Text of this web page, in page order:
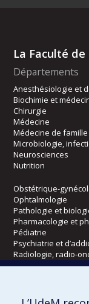
La Faculté
Départements
Anesthésiologie et
Biochimie et
Chirurgie
Médecine
Médecine de
Microbiologie,
Neurosciences
Nutrition
Obstétrique-
Ophtalmologie
Pathologie et
Pharmacologie et
Pédiatrie
Psychiatrie et
Radiologie, radio-